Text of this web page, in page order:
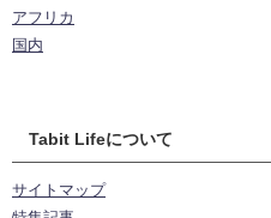
アフリカ
国内
Tabit Lifeについて
サイトマップ